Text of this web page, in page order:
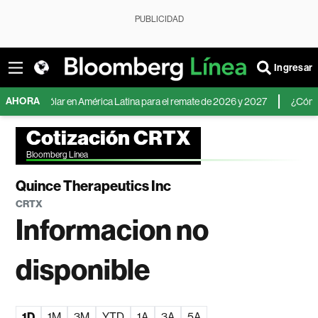
PUBLICIDAD
Ingresar
AHORA
dólar en América Latina para el remate de 2026 y 2027 ¿Cómo
Cotización CRTX
Bloomberg Línea
Quince Therapeutics Inc
CRTX
Informacion no
disponible